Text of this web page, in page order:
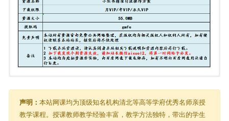
【视频教程】
├─ 能够直接落地实操的小红书精准引流操作方案；.mp4
声明： 本站网课均为顶级知名机构清北等高等学府优秀名师亲授
教学课程。授课教师教学经验丰富，教学方法独特，带出的学生